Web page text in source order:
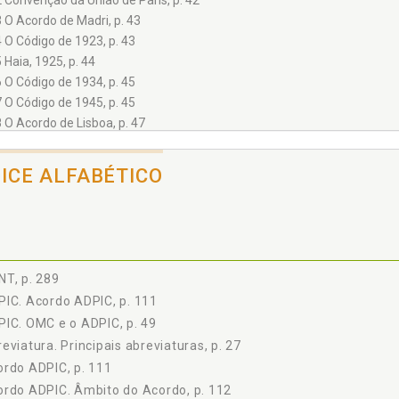
O Acordo de Madri, p. 43
O Código de 1923, p. 43
Haia, 1925, p. 44
O Código de 1934, p. 45
O Código de 1945, p. 45
O Acordo de Lisboa, p. 47
O Código de 1971, p. 48
A OMC e o ADPIC, p. 49
2.2.1 Indicação geográfica, p. 51
A. Indicação de procedência:, p. 52
B. Denominação de origem:, p. 52
2.2.2 Indicação de proveniência, p. 53
Tipos de Indicação Geográfica, p. 55
2.3.1 Indicação de procedência, p. 55
ALFABÉTICO
p. 289
Acordo ADPIC, p. 111
OMC e o ADPIC, p. 49
Principais abreviaturas, p. 27
ADPIC, p. 111
ADPIC. Âmbito do Acordo, p. 112